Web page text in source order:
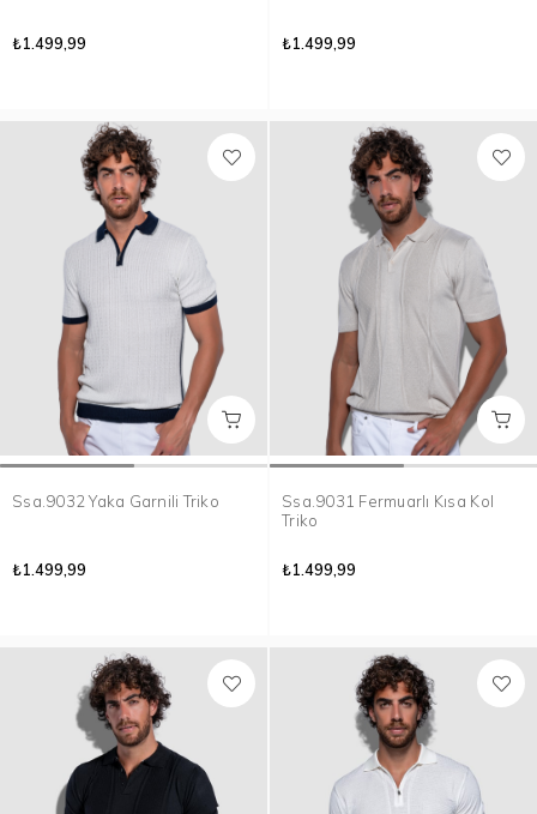
₺1.499,99 ₺1.499,99
Ssa.9032 Yaka Garnili Triko
₺1.499,99
Ssa.9031 Fermuarlı Kısa Kol
Triko
₺1.499,99